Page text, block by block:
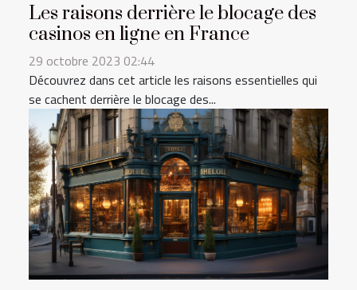
Les raisons derrière le blocage des
casinos en ligne en France
29 octobre 2023 02:44
Découvrez dans cet article les raisons essentielles qui
se cachent derrière le blocage des...